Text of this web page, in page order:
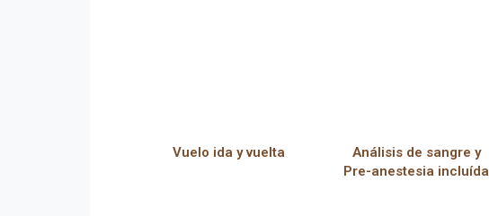
Vuelo ida y vuelta
Análisis de sangre y
Pre-anestesia incluída